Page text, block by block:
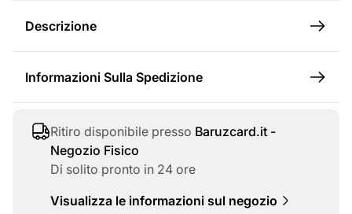
Descrizione
Informazioni Sulla Spedizione
Ritiro disponibile presso Baruzcard.it -
Negozio Fisico
Di solito pronto in 24 ore
Visualizza le informazioni sul negozio